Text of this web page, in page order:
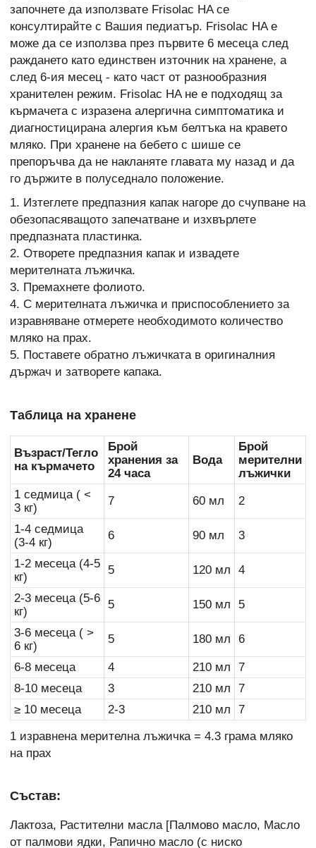
започнете да използвате Frisolac HA се
консултирайте с Вашия педиатър. Frisolac HA е
може да се използва през първите 6 месеца след
раждането като единствен източник на хранене, а
след 6-ия месец - като част от разнообразния
хранителен режим. Frisolac HA не е подходящ за
кърмачета с изразена алергична симптоматика и
диагностицирана алергия към белтъка на кравето
мляко. При хранене на бебето с шише се
препоръчва да не накланяте главата му назад и да
го държите в полуседнало положение.
1. Изтеглете предпазния капак нагоре до счупване на
обезопасяващото запечатване и изхвърлете
предпазната пластинка.
2. Отворете предпазния капак и извадете
мерителната лъжичка.
3. Премахнете фолиото.
4. С мерителната лъжичка и приспособлението за
изравняване отмерете необходимото количество
мляко на прах.
5. Поставете обратно лъжичката в оригиналния
държач и затворете капака.
Таблица на хранене
Възраст/Тегло
на кърмачето
Брой
хранения за
24 часа
Вода
Брой
мерителни
лъжички
1 седмица ( <
3 кг)
7 60 мл 2
1-4 седмица
(3-4 кг)
6 90 мл 3
1-2 месеца (4-5
кг)
5 120 мл 4
2-3 месеца (5-6
кг)
5 150 мл 5
3-6 месеца ( >
6 кг)
5 180 мл 6
6-8 месеца 4 210 мл
7
8-10 месеца
3 210 мл
7
≥ 10 месеца
2-3 210 мл
7
1 изравнена мерителна лъжичка = 4.3 грама мляко
на прах
Състав:
Лактоза, Растителни масла [Палмово масло, Масло
от палмови ядки, Рапично масло (с ниско